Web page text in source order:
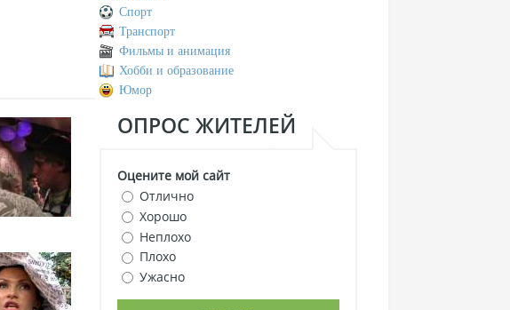
Спорт
Транспорт
Фильмы и анимация
Хобби и образование
Юмор
ОПРОС ЖИТЕЛЕЙ
Оцените мой сайт
Отлично
Хорошо
Неплохо
Плохо
Ужасно